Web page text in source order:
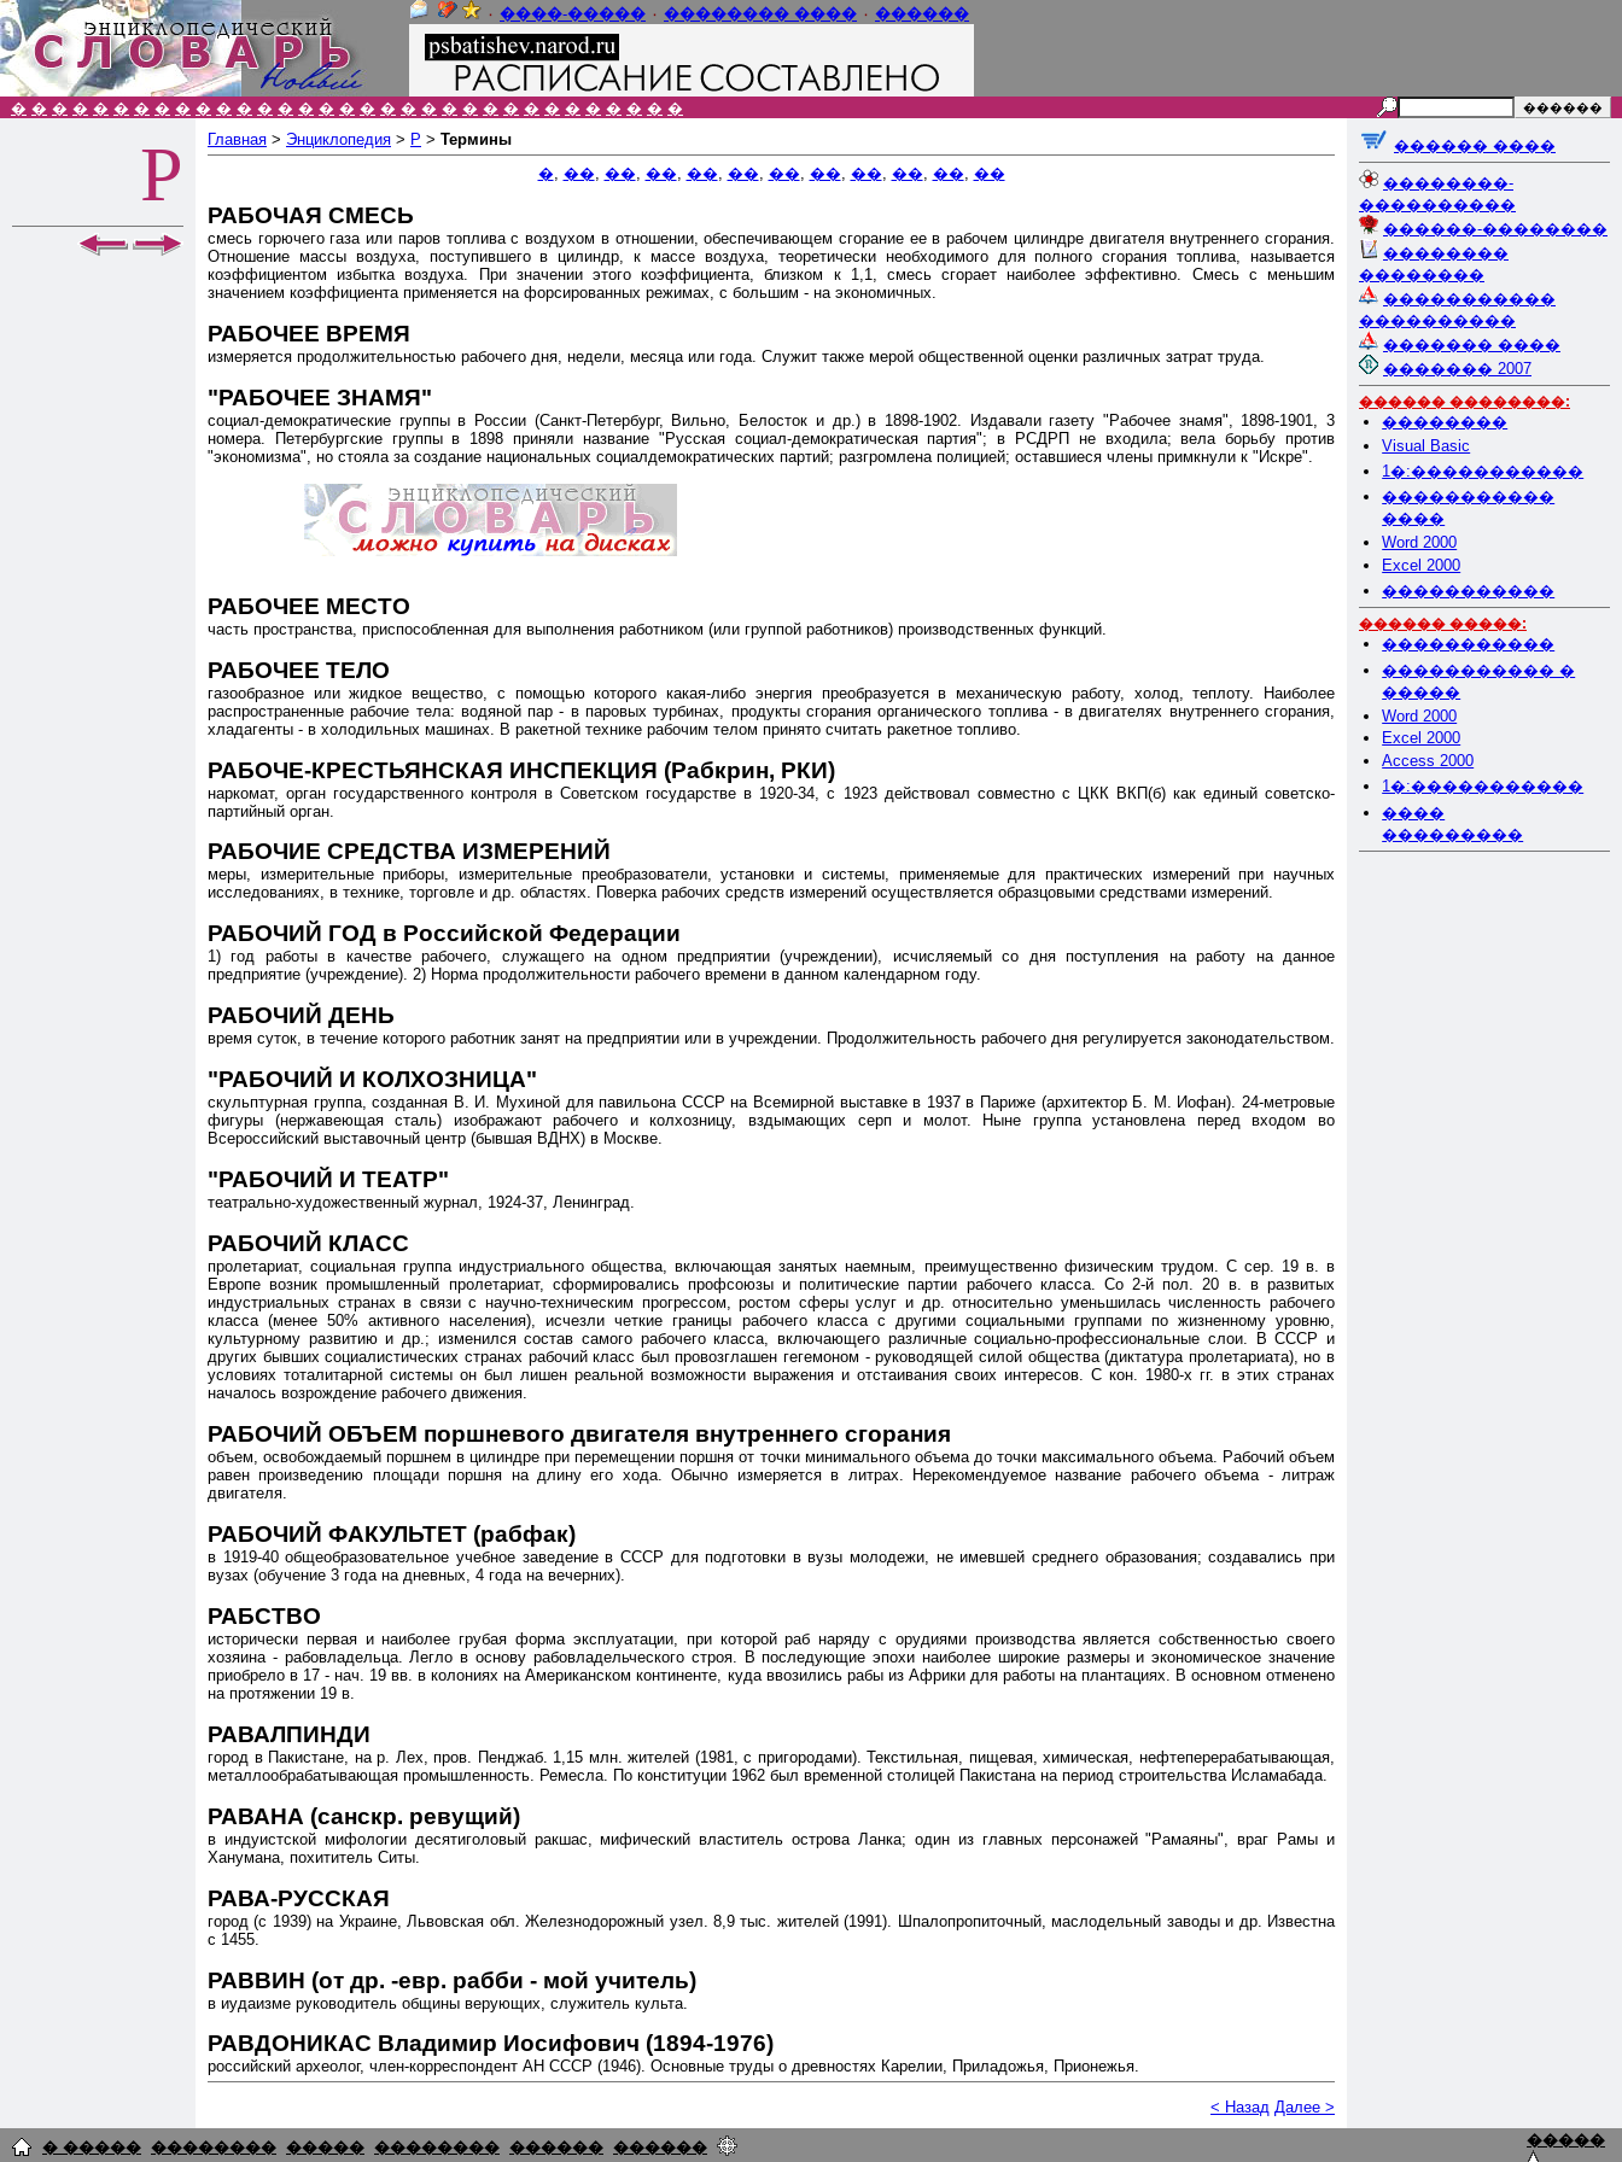
٠ ���� �������� ٠ �����-���� ٠ ������
� � � � � � � � � � � � � � � � � � � � � � � � � � � � � � � � �
Р Главная > Энциклопедия > Р > Термины
�, ��, ��, ��, ��, ��, ��, ��, ��, ��, ��, ��
РАБОЧАЯ СМЕСЬ
смесь горючего газа или паров топлива с воздухом в отношении, обеспечивающем сгорание ее в рабочем цилиндре двигателя внутреннего сгорания.
Отношение массы воздуха, поступившего в цилиндр, к массе воздуха, теоретически необходимого для полного сгорания топлива, называется
коэффициентом избытка воздуха. При значении этого коэффициента, близком к 1,1, смесь сгорает наиболее эффективно. Смесь с меньшим
значением коэффициента применяется на форсированных режимах, с большим - на экономичных.
РАБОЧЕЕ ВРЕМЯ
измеряется продолжительностью рабочего дня, недели, месяца или года. Служит также мерой общественной оценки различных затрат труда.
"РАБОЧЕЕ ЗНАМЯ"
социал-демократические группы в России (Санкт-Петербург, Вильно, Белосток и др.) в 1898-1902. Издавали газету "Рабочее знамя", 1898-1901, 3
номера. Петербургские группы в 1898 приняли название "Русская социал-демократическая партия"; в РСДРП не входила; вела борьбу против
"экономизма", но стояла за создание национальных социалдемократических партий; разгромлена полицией; оставшиеся члены примкнули к "Искре".
РАБОЧЕЕ МЕСТО
часть пространства, приспособленная для выполнения работником (или группой работников) производственных функций.
РАБОЧЕЕ ТЕЛО
газообразное или жидкое вещество, с помощью которого какая-либо энергия преобразуется в механическую работу, холод, теплоту. Наиболее
распространенные рабочие тела: водяной пар - в паровых турбинах, продукты сгорания органического топлива - в двигателях внутреннего сгорания,
хладагенты - в холодильных машинах. В ракетной технике рабочим телом принято считать ракетное топливо.
РАБОЧЕ-КРЕСТЬЯНСКАЯ ИНСПЕКЦИЯ (Рабкрин, РКИ)
наркомат, орган государственного контроля в Советском государстве в 1920-34, с 1923 действовал совместно с ЦКК ВКП(б) как единый советско-
партийный орган.
РАБОЧИЕ СРЕДСТВА ИЗМЕРЕНИЙ
меры, измерительные приборы, измерительные преобразователи, установки и системы, применяемые для практических измерений при научных
исследованиях, в технике, торговле и др. областях. Поверка рабочих средств измерений осуществляется образцовыми средствами измерений.
РАБОЧИЙ ГОД в Российской Федерации
1) год работы в качестве рабочего, служащего на одном предприятии (учреждении), исчисляемый со дня поступления на работу на данное
предприятие (учреждение). 2) Норма продолжительности рабочего времени в данном календарном году.
РАБОЧИЙ ДЕНЬ
время суток, в течение которого работник занят на предприятии или в учреждении. Продолжительность рабочего дня регулируется законодательством.
"РАБОЧИЙ И КОЛХОЗНИЦА"
скульптурная группа, созданная В. И. Мухиной для павильона СССР на Всемирной выставке в 1937 в Париже (архитектор Б. М. Иофан). 24-метровые
фигуры (нержавеющая сталь) изображают рабочего и колхозницу, вздымающих серп и молот. Ныне группа установлена перед входом во
Всероссийский выставочный центр (бывшая ВДНХ) в Москве.
"РАБОЧИЙ И ТЕАТР"
театрально-художественный журнал, 1924-37, Ленинград.
РАБОЧИЙ КЛАСС
пролетариат, социальная группа индустриального общества, включающая занятых наемным, преимущественно физическим трудом. С сер. 19 в. в
Европе возник промышленный пролетариат, сформировались профсоюзы и политические партии рабочего класса. Со 2-й пол. 20 в. в развитых
индустриальных странах в связи с научно-техническим прогрессом, ростом сферы услуг и др. относительно уменьшилась численность рабочего
класса (менее 50% активного населения), исчезли четкие границы рабочего класса с другими социальными группами по жизненному уровню,
культурному развитию и др.; изменился состав самого рабочего класса, включающего различные социально-профессиональные слои. В СССР и
других бывших социалистических странах рабочий класс был провозглашен гегемоном - руководящей силой общества (диктатура пролетариата), но в
условиях тоталитарной системы он был лишен реальной возможности выражения и отстаивания своих интересов. С кон. 1980-х гг. в этих странах
началось возрождение рабочего движения.
РАБОЧИЙ ОБЪЕМ поршневого двигателя внутреннего сгорания
объем, освобождаемый поршнем в цилиндре при перемещении поршня от точки минимального объема до точки максимального объема. Рабочий объем
равен произведению площади поршня на длину его хода. Обычно измеряется в литрах. Нерекомендуемое название рабочего объема - литраж
двигателя.
РАБОЧИЙ ФАКУЛЬТЕТ (рабфак)
в 1919-40 общеобразовательное учебное заведение в СССР для подготовки в вузы молодежи, не имевшей среднего образования; создавались при
вузах (обучение 3 года на дневных, 4 года на вечерних).
РАБСТВО
исторически первая и наиболее грубая форма эксплуатации, при которой раб наряду с орудиями производства является собственностью своего
хозяина - рабовладельца. Легло в основу рабовладельческого строя. В последующие эпохи наиболее широкие размеры и экономическое значение
приобрело в 17 - нач. 19 вв. в колониях на Американском континенте, куда ввозились рабы из Африки для работы на плантациях. В основном отменено
на протяжении 19 в.
РАВАЛПИНДИ
город в Пакистане, на р. Лех, пров. Пенджаб. 1,15 млн. жителей (1981, с пригородами). Текстильная, пищевая, химическая, нефтеперерабатывающая,
металлообрабатывающая промышленность. Ремесла. По конституции 1962 был временной столицей Пакистана на период строительства Исламабада.
РАВАНА (санскр. ревущий)
в индуистской мифологии десятиголовый ракшас, мифический властитель острова Ланка; один из главных персонажей "Рамаяны", враг Рамы и
Ханумана, похититель Ситы.
РАВА-РУССКАЯ
город (с 1939) на Украине, Львовская обл. Железнодорожный узел. 8,9 тыс. жителей (1991). Шпалопропиточный, маслодельный заводы и др. Известна
с 1455.
РАВВИН (от др. -евр. рабби - мой учитель)
в иудаизме руководитель общины верующих, служитель культа.
РАВДОНИКАС Владимир Иосифович (1894-1976)
российский археолог, член-корреспондент АН СССР (1946). Основные труды о древностях Карелии, Приладожья, Прионежья.
< Назад Далее >
������ ����
��������-
����������
������-��������
��������
��������
�����������
����������
������� ����
������� 2007
������ ��������:
��������
Visual Basic
1�:�����������
�����������
����
Word 2000
Excel 2000
�����������
������ �����:
�����������
����������� �
�����
Word 2000
Excel 2000
Access 2000
1�:�����������
����
���������
� ����� �������� ����� �������� ������ ������ �����